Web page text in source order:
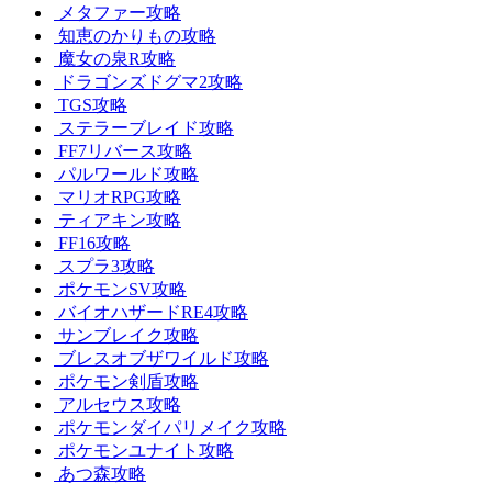
メタファー攻略
知恵のかりもの攻略
魔女の泉R攻略
ドラゴンズドグマ2攻略
TGS攻略
ステラーブレイド攻略
FF7リバース攻略
パルワールド攻略
マリオRPG攻略
ティアキン攻略
FF16攻略
スプラ3攻略
ポケモンSV攻略
バイオハザードRE4攻略
サンブレイク攻略
ブレスオブザワイルド攻略
ポケモン剣盾攻略
アルセウス攻略
ポケモンダイパリメイク攻略
ポケモンユナイト攻略
あつ森攻略